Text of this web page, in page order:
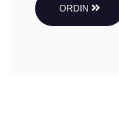
ORDIN